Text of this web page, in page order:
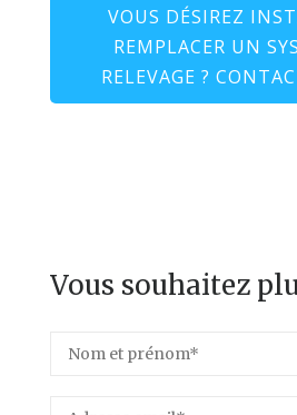
VOUS DÉSIREZ
REMPLACER UN
RELEVAGE ?
Vous souhaitez